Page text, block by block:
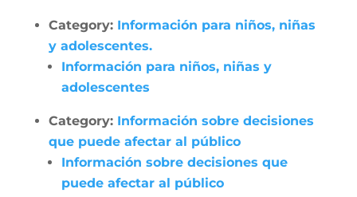
Category: Información para niños, niñas
y adolescentes.
Información para niños, niñas y
adolescentes
Category: Información sobre decisiones
que puede afectar al público
Información sobre decisiones que
puede afectar al público